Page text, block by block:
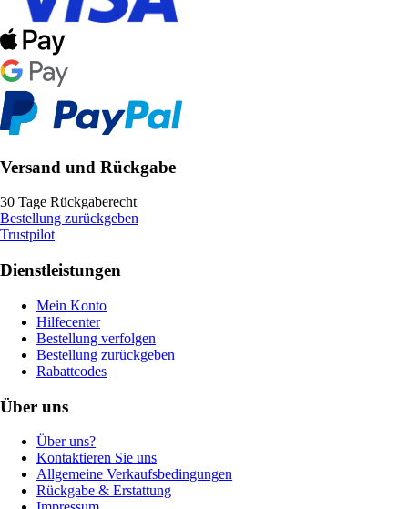
Versand und Rückgabe
30 Tage Rückgaberecht
Bestellung zurückgeben
Trustpilot
Dienstleistungen
Mein Konto
Hilfecenter
Bestellung verfolgen
Bestellung zurückgeben
Rabattcodes
Über uns
Über uns?
Kontaktieren Sie uns
Allgemeine Verkaufsbedingungen
Rückgabe & Erstattung